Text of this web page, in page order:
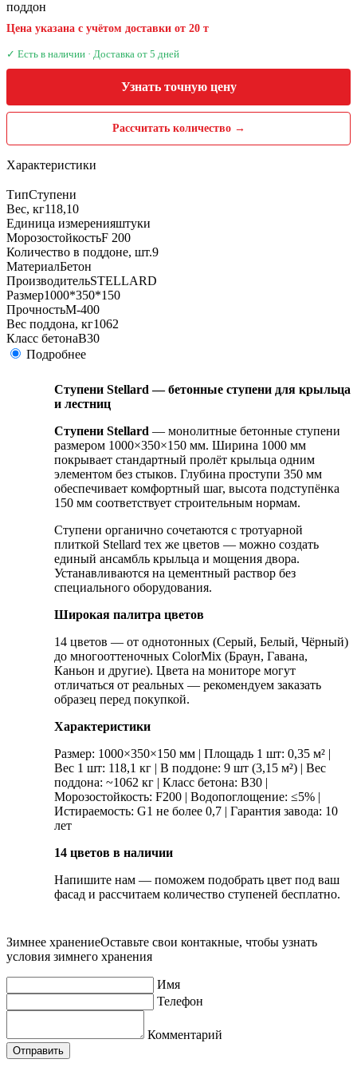
поддон
Цена указана с учётом доставки от 20 т
✓ Есть в наличии · Доставка от 5 дней
Узнать точную цену
Рассчитать количество →
Характеристики
ТипСтупени
Вес, кг118,10
Единица измеренияштуки
МорозостойкостьF 200
Количество в поддоне, шт.9
МатериалБетон
ПроизводительSTELLARD
Размер1000*350*150
ПрочностьМ-400
Вес поддона, кг1062
Класс бетонаB30
Подробнее
Ступени Stellard — бетонные ступени для крыльца
и лестниц
Ступени Stellard — монолитные бетонные ступени
размером 1000×350×150 мм. Ширина 1000 мм
покрывает стандартный пролёт крыльца одним
элементом без стыков. Глубина проступи 350 мм
обеспечивает комфортный шаг, высота подступёнка
150 мм соответствует строительным нормам.
Ступени органично сочетаются с тротуарной
плиткой Stellard тех же цветов — можно создать
единый ансамбль крыльца и мощения двора.
Устанавливаются на цементный раствор без
специального оборудования.
Широкая палитра цветов
14 цветов — от однотонных (Серый, Белый, Чёрный)
до многооттеночных ColorMix (Браун, Гавана,
Каньон и другие). Цвета на мониторе могут
отличаться от реальных — рекомендуем заказать
образец перед покупкой.
Характеристики
Размер: 1000×350×150 мм | Площадь 1 шт: 0,35 м² |
Вес 1 шт: 118,1 кг | В поддоне: 9 шт (3,15 м²) | Вес
поддона: ~1062 кг | Класс бетона: В30 |
Морозостойкость: F200 | Водопоглощение: ≤5% |
Истираемость: G1 не более 0,7 | Гарантия завода: 10
лет
14 цветов в наличии
Напишите нам — поможем подобрать цвет под ваш
фасад и рассчитаем количество ступеней бесплатно.
Зимнее хранениеОставьте свои контакные, чтобы узнать
условия зимнего хранения
Имя
Телефон
Комментарий